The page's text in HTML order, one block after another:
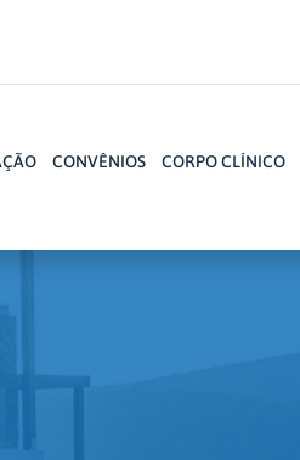
CONVÊNIOS CORPO CLÍNICO